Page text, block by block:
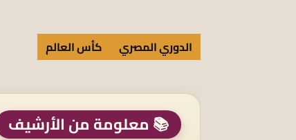
الدوري المصري كأس العالم
📚 معلومة من الأرشيف